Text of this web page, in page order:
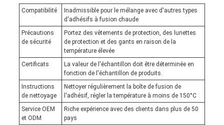
Compatibilité
Inadmissible pour le mélange avec d'autres types
d'adhésifs à fusion chaude
Précautions
de sécurité
Portez des vêtements de protection, des lunettes
de protection et des gants en raison de la
température élevée
Certificats
La valeur de l'échantillon doit être déterminée en
fonction de l'échantillon de produits.
Instructions
de nettoyage
Nettoyer régulièrement la boîte de fusion de
l'adhésif, régler la température à moins de 150°C
Service OEM
et ODM
Riche expérience avec des clients dans plus de 50
pays